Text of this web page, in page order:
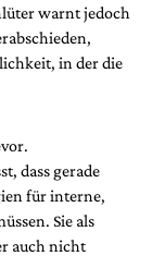
warnt jedoch
in der die
dass gerade
für interne,
Sie als
auch nicht